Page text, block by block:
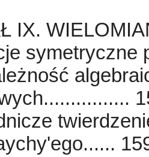
IX.
symetryczne